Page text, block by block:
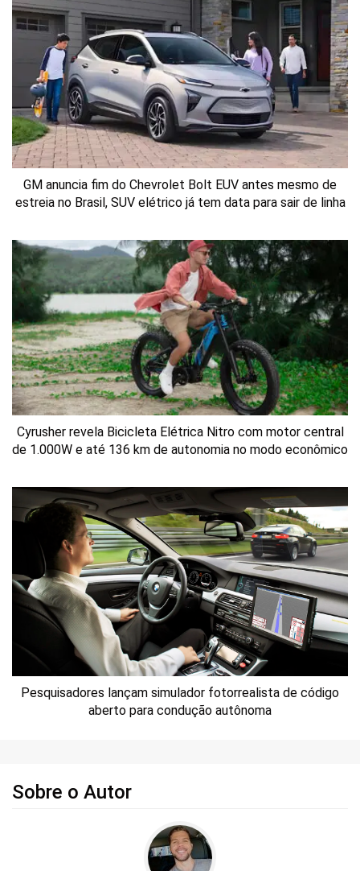
GM anuncia fim do Chevrolet Bolt EUV antes mesmo de
estreia no Brasil, SUV elétrico já tem data para sair de linha
Cyrusher revela Bicicleta Elétrica Nitro com motor central
de 1.000W e até 136 km de autonomia no modo econômico
Pesquisadores lançam simulador fotorrealista de código
aberto para condução autônoma
Sobre o Autor